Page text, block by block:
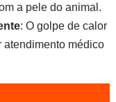
a pele do animal.
: O golpe de calor
atendimento médico